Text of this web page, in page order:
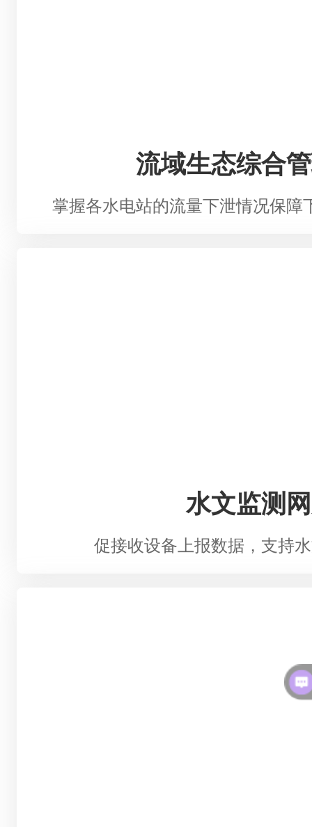
流域生态综合
掌握各水电站的流量下泄情况保障
水文监测
促接收设备上报数据，支持